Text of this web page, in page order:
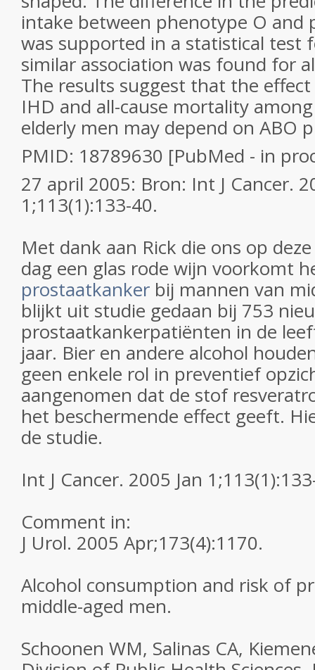
intake between phenotype O and
was supported in a statistical test
similar association was found for
The results suggest that the
IHD and all-cause mortality
elderly men may depend on ABO
PMID: 18789630 [PubMed - in
27 april 2005: Bron: Int J Cancer.
1;113(1):133-40.
Met dank aan Rick die ons op
dag een glas rode wijn voorkomt
prostaatkanker bij mannen van
blijkt uit studie gedaan bij 753
prostaatkankerpatiënten in de
jaar. Bier en andere alcohol
geen enkele rol in preventief
aangenomen dat de stof
het beschermende effect geeft.
de studie.
Int J Cancer. 2005 Jan
Comment in:
J Urol. 2005 Apr;173(4):1170.
Alcohol consumption and risk of
middle-aged men.
Schoonen WM, Salinas CA,